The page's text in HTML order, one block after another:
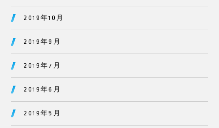
2019年10月
2019年9月
2019年7月
2019年6月
2019年5月